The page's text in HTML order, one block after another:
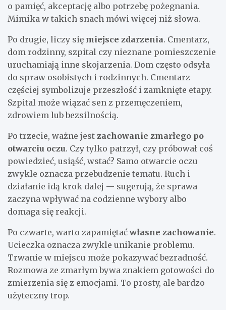
o pamięć, akceptację albo potrzebę pożegnania.
Mimika w takich snach mówi więcej niż słowa.
Po drugie, liczy się miejsce zdarzenia. Cmentarz,
dom rodzinny, szpital czy nieznane pomieszczenie
uruchamiają inne skojarzenia. Dom często odsyła
do spraw osobistych i rodzinnych. Cmentarz
częściej symbolizuje przeszłość i zamknięte etapy.
Szpital może wiązać sen z przemęczeniem,
zdrowiem lub bezsilnością.
Po trzecie, ważne jest zachowanie zmarłego po
otwarciu oczu. Czy tylko patrzył, czy próbował coś
powiedzieć, usiąść, wstać? Samo otwarcie oczu
zwykle oznacza przebudzenie tematu. Ruch i
działanie idą krok dalej — sugerują, że sprawa
zaczyna wpływać na codzienne wybory albo
domaga się reakcji.
Po czwarte, warto zapamiętaćwłasne zachowanie.
Ucieczka oznacza zwykle unikanie problemu.
Trwanie w miejscu może pokazywać bezradność.
Rozmowa ze zmarłym bywa znakiem gotowości do
zmierzenia się z emocjami. To prosty, ale bardzo
użyteczny trop.